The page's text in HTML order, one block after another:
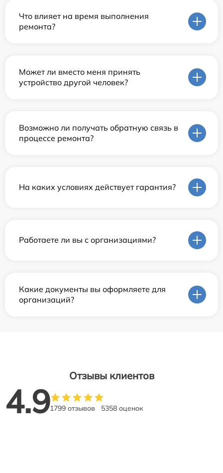
Что влияет на время выполнения
ремонта?
Может ли вместо меня принять
устройство другой человек?
Возможно ли получать обратную связь в
процессе ремонта?
На каких условиях действует гарантия?
Работаете ли вы с организациями?
Какие документы вы оформляете для
организаций?
Отзывы клиентов
4.91799 отзывов 5358 оценок